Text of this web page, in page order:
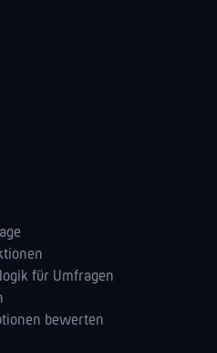
für Umfragen
bewerten